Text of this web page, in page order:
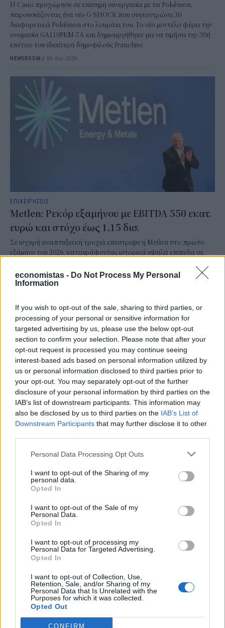
economistas - Do Not Process My Personal
Information
If you wish to opt-out of the sale, sharing to third parties, or
processing of your personal or sensitive information for
targeted advertising by us, please use the below opt-out
section to confirm your selection. Please note that after your
opt-out request is processed you may continue seeing
interest-based ads based on personal information utilized by
us or personal information disclosed to third parties prior to
your opt-out. You may separately opt-out of the further
disclosure of your personal information by third parties on the
IAB’s list of downstream participants. This information may
also be disclosed by us to third parties on the IAB’s List of
Downstream Participants that may further disclose it to other
Personal Data Processing Opt Outs
I want to opt-out of the Sharing of my
personal data.
Opted In
I want to opt-out of the Sale of my
Personal Data.
Opted In
I want to opt-out of processing my
Personal Data for Targeted Advertising.
Opted In
I want to opt-out of Collection, Use,
Retention, Sale, and/or Sharing of my
Personal Data that Is Unrelated with the
Purposes for which it was collected.
Opted Out
CONFIRM
Η Casio προχώρησε σε επίσημη συνεργασία με τα Pokémon,
παρουσιάζοντας ένα νέο G-SHOCK που συγκεντρώνει 30
διαφορετικά Pokémon στο λουράκι του. Το νέο μοντέλο φέρει την
ονομασία GA110PKM-7A και δημιουργήθηκε για να τιμήσει την 30ή
επέτειο του ιδιαίτερα δημοφιλούς franchise.
NEWSROOM / 06 Αυγ 2026
ΕΠΙΧΕΙΡΗΣΕΙΣ
Metlen: Ρεκόρ εξαμήνου με EBITDA 550 εκατ.
ευρώ και στόχο έως 1,15 δισ.
Σε ισχυρή αναπτυξιακή τροχιά επέστρεψε η Metlen στο πρώτο
εξάμηνο του 2026, καταγράφοντας ιστορικά υψηλά επίπεδα σε
NEWSROOM/06 Αυγ 2026
ΕΠΙΧΕΙΡΗΣΕΙΣ
AKTOR: Συμφωνία με τη Motor Oil για την
Ο Όμιλος AKTOR υπέγραψε δεσμευτική συμφωνία με τη Motor Oil
για την έμμεση απόκτηση του 75% των εταιρειών ΗΛΕΚΤΩΡ και
THALIS, ενισχύοντας τις δραστηριότητες του Ομίλου στην κυκλική
οικονομία και τον κύκλο του νερού.